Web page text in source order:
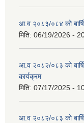
आ.व २०८३/०८४ को
मिति: 06/19/2026 -
आ.व २०८२/०८३ को
कार्यक्रम
मिति: 07/17/2025 -
आ.व २०८२/०८३ को